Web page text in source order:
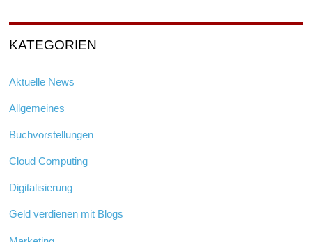
KATEGORIEN
Aktuelle News
Allgemeines
Buchvorstellungen
Cloud Computing
Digitalisierung
Geld verdienen mit Blogs